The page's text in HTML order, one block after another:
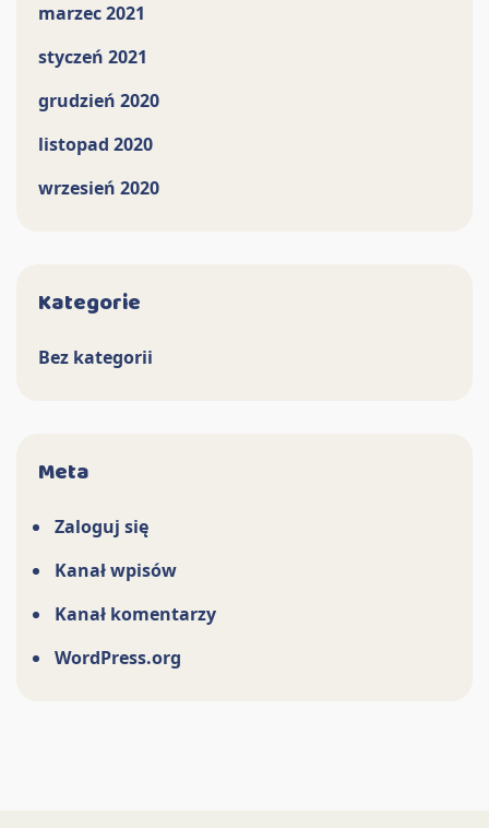
marzec 2021
styczeń 2021
grudzień 2020
listopad 2020
wrzesień 2020
Kategorie
Bez kategorii
Meta
Zaloguj się
Kanał wpisów
Kanał komentarzy
WordPress.org